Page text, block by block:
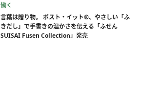
働く
言葉は贈り物。 ポスト・イット®、やさしい「ふ
きだし」で手書きの温かさを伝える「ふせん
SUISAI Fusen Collection」発売